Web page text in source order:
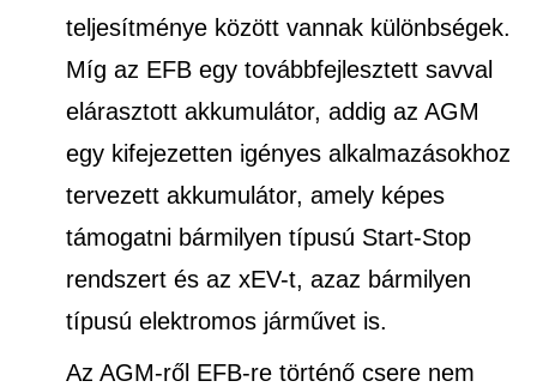
teljesítménye között vannak különbségek.
Míg az EFB egy továbbfejlesztett savval
elárasztott akkumulátor, addig az AGM
egy kifejezetten igényes alkalmazásokhoz
tervezett akkumulátor, amely képes
támogatni bármilyen típusú Start-Stop
rendszert és az xEV-t, azaz bármilyen
típusú elektromos járművet is.
Az AGM-ről EFB-re történő csere nem